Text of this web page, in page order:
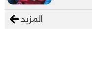
المزيد